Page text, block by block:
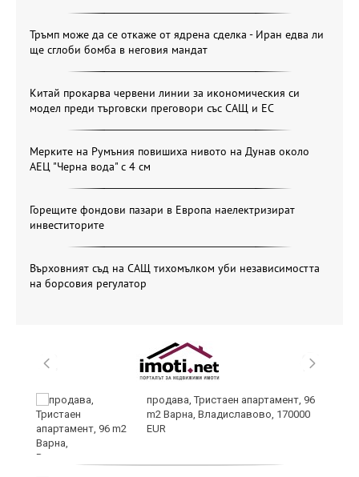
Тръмп може да се откаже от ядрена сделка - Иран едва ли
ще сглоби бомба в неговия мандат
Китай прокарва червени линии за икономическия си
модел преди търговски преговори със САЩ и ЕС
Мерките на Румъния повишиха нивото на Дунав около
АЕЦ "Черна вода" с 4 см
Горещите фондови пазари в Европа наелектризират
инвеститорите
Върховният съд на САЩ тихомълком уби независимостта
на борсовия регулатор
продава, Тристаен апартамент, 96
m2 Варна, Владиславово, 170000
EUR